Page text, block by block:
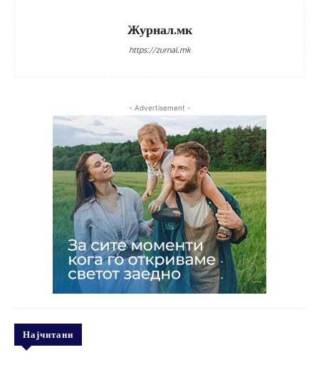
Журнал.мк
https://zurnal.mk
- Advertisement -
Најчитани